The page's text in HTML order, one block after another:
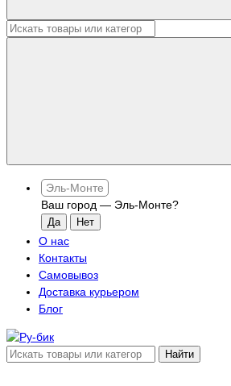
Эль-Монте
Ваш город — Эль-Монте?
О нас
Контакты
Самовывоз
Доставка курьером
Блог
Найти